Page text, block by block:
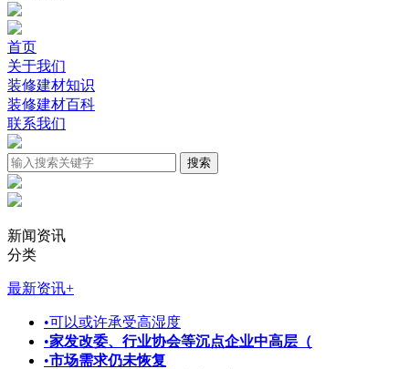
首页
关于我们
装修建材知识
装修建材百科
联系我们
新闻资讯
分类
最新资讯+
•可以或许承受高湿度
•家发改委、行业协会等沉点企业中高层（
•市场需求仍未恢复